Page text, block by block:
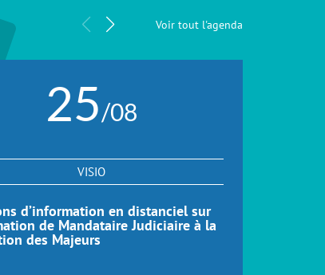
Voir tout l'agenda
25/08
VISIO
d’information en distanciel sur
de Mandataire Judiciaire à la
des Majeurs